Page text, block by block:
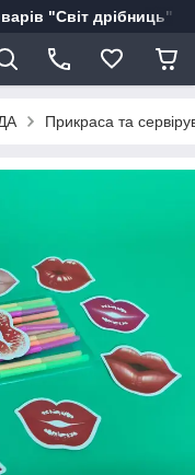
"Світ дрібниць"
Прикраса та